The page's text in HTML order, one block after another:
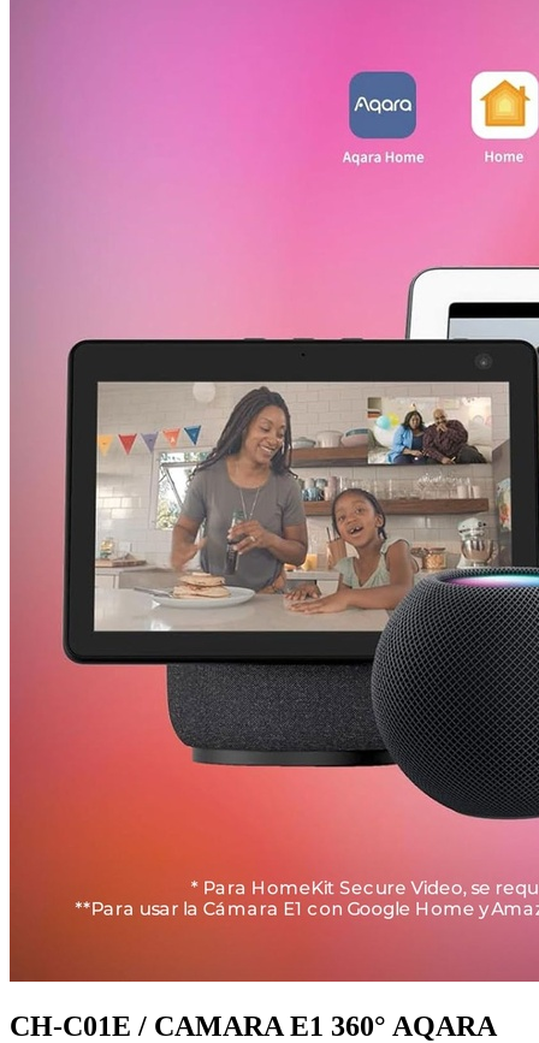
CH-C01E / CAMARA E1 360° AQARA